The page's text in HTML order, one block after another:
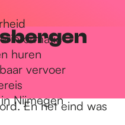
huren
vervoer
Nijmegen
En het eind was